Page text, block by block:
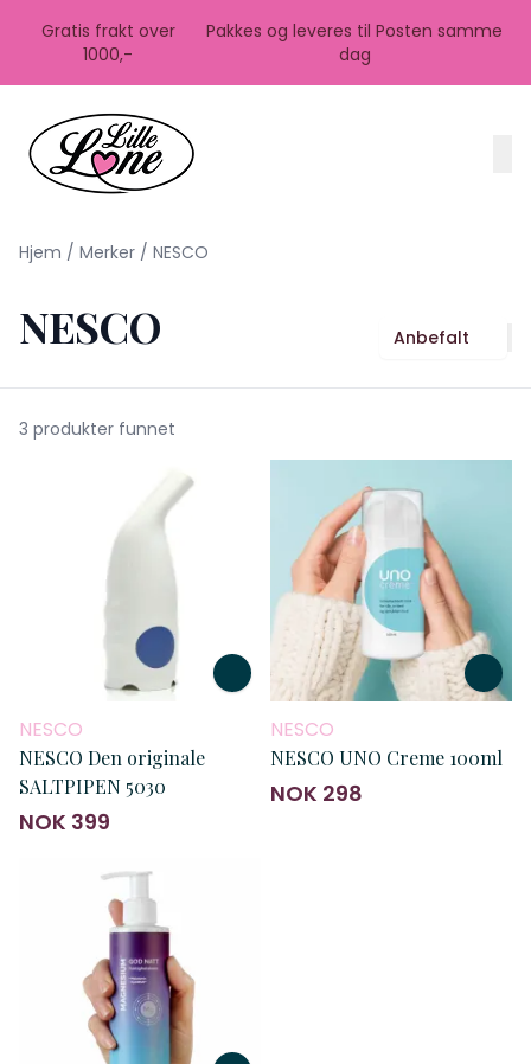
Gratis frakt over
1000,-
Pakkes og leveres til Posten samme
dag
Hjem / Merker / NESCO
NESCO Anbefalt
3 produkter funnet
NESCO
NESCO Den originale
SALTPIPEN 5030
NOK 399
NESCO
NESCO UNO Creme 100ml
NOK 298